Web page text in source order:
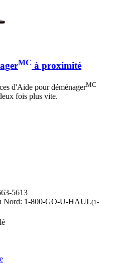
MC à proximité
d'Aide pour déménagerMC
fois plus vite.
5613
Nord: 1-800-GO-U-HAUL(1-